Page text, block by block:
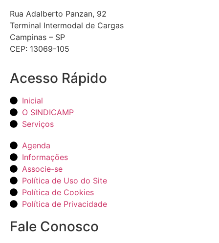
Rua Adalberto Panzan, 92
Terminal Intermodal de Cargas
Campinas – SP
CEP: 13069-105
Acesso Rápido
Inicial
O SINDICAMP
Serviços
Agenda
Informações
Associe-se
Política de Uso do Site
Política de Cookies
Política de Privacidade
Fale Conosco